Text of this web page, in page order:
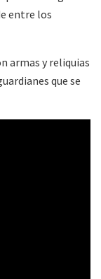
entre los
armas y reliquias
que se